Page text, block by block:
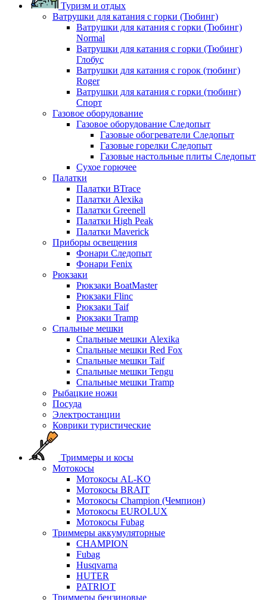
Туризм и отдых
Ватрушки для катания с горки (Тюбинг)
Ватрушки для катания с горки (Тюбинг)
Normal
Ватрушки для катания с горки (Тюбинг)
Глобус
Ватрушки для катания с горок (тюбинг)
Roger
Ватрушки для катания с горки (тюбинг)
Спорт
Газовое оборудование
Газовое оборудование Следопыт
Газовые обогреватели Следопыт
Газовые горелки Следопыт
Газовые настольные плиты Следопыт
Сухое горючее
Палатки
Палатки BTrace
Палатки Alexika
Палатки Greenell
Палатки High Peak
Палатки Maverick
Приборы освещения
Фонари Следопыт
Фонари Fenix
Рюкзаки
Рюкзаки BoatMaster
Рюкзаки Flinc
Рюкзаки Taif
Рюкзаки Tramp
Спальные мешки
Спальные мешки Alexika
Спальные мешки Red Fox
Спальные мешки Taif
Спальные мешки Tengu
Спальные мешки Tramp
Рыбацкие ножи
Посуда
Электростанции
Коврики туристические
Триммеры и косы
Мотокосы
Мотокосы AL-KO
Мотокосы BRAIT
Мотокосы Champion (Чемпион)
Мотокосы EUROLUX
Мотокосы Fubag
Триммеры аккумуляторные
CHAMPION
Fubag
Husqvarna
HUTER
PATRIOT
Триммеры бензиновые